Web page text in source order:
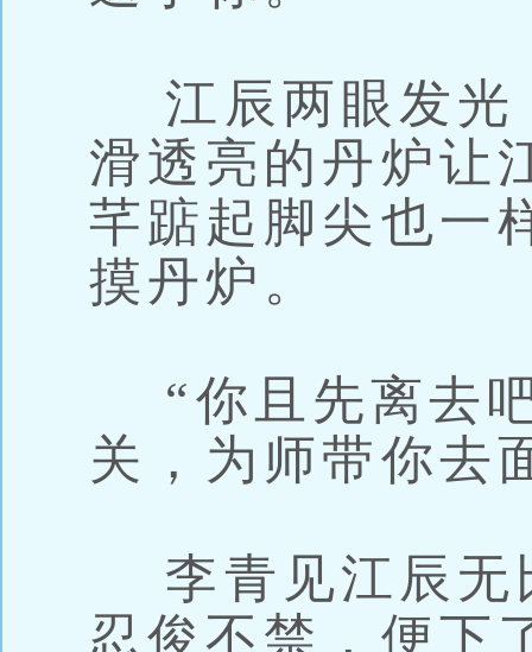
江辰两眼发光
滑透亮的丹炉让
芊踮起脚尖也一
摸丹炉。
“你且先离去
关，为师带你去
李青见江辰无
忍俊不禁，便下